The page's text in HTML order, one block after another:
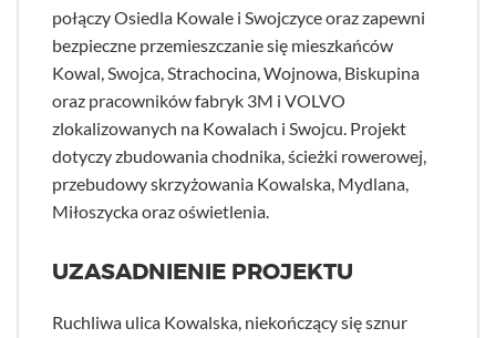
połączy Osiedla Kowale i Swojczyce oraz zapewni
bezpieczne przemieszczanie się mieszkańców
Kowal, Swojca, Strachocina, Wojnowa, Biskupina
oraz pracowników fabryk 3M i VOLVO
zlokalizowanych na Kowalach i Swojcu. Projekt
dotyczy zbudowania chodnika, ścieżki rowerowej,
przebudowy skrzyżowania Kowalska, Mydlana,
Miłoszycka oraz oświetlenia.
UZASADNIENIE PROJEKTU
Ruchliwa ulica Kowalska, niekończący się sznur